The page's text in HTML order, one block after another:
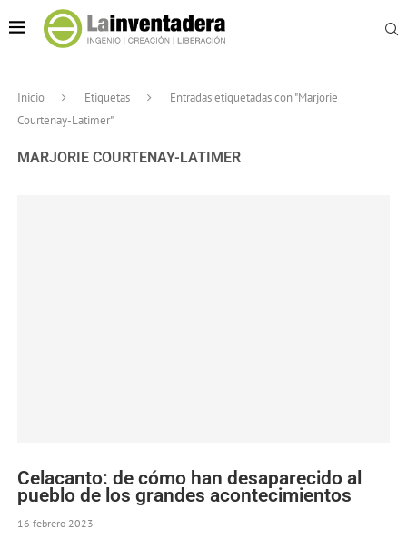
Inicio Etiquetas
Entradas etiquetadas con "Marjorie
Courtenay-Latimer"
MARJORIE COURTENAY-LATIMER
Celacanto: de cómo han desaparecido al
pueblo de los grandes acontecimientos
16 febrero 2023